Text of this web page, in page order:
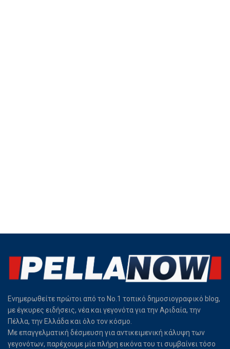
Ενημερωθείτε πρώτοι από το Νο.1 τοπικό δημοσιογραφικό blog,
με έγκυρες ειδήσεις, νέα και γεγονότα για την Αριδαία, την
Πέλλα, την Ελλάδα και όλο τον κόσμο.
Με επαγγελματική δέσμευση για αντικειμενική κάλυψη των
γεγονότων, παρέχουμε μία πλήρη εικόνα του τι συμβαίνει τόσο